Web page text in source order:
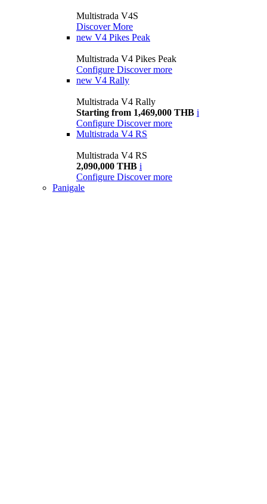
Multistrada V4S
Discover More
new V4 Pikes Peak
Multistrada V4 Pikes Peak
Configure Discover more
new V4 Rally
Multistrada V4 Rally
Starting from 1,469,000 THB i
Configure Discover more
Multistrada V4 RS
Multistrada V4 RS
2,090,000 THB i
Configure Discover more
Panigale